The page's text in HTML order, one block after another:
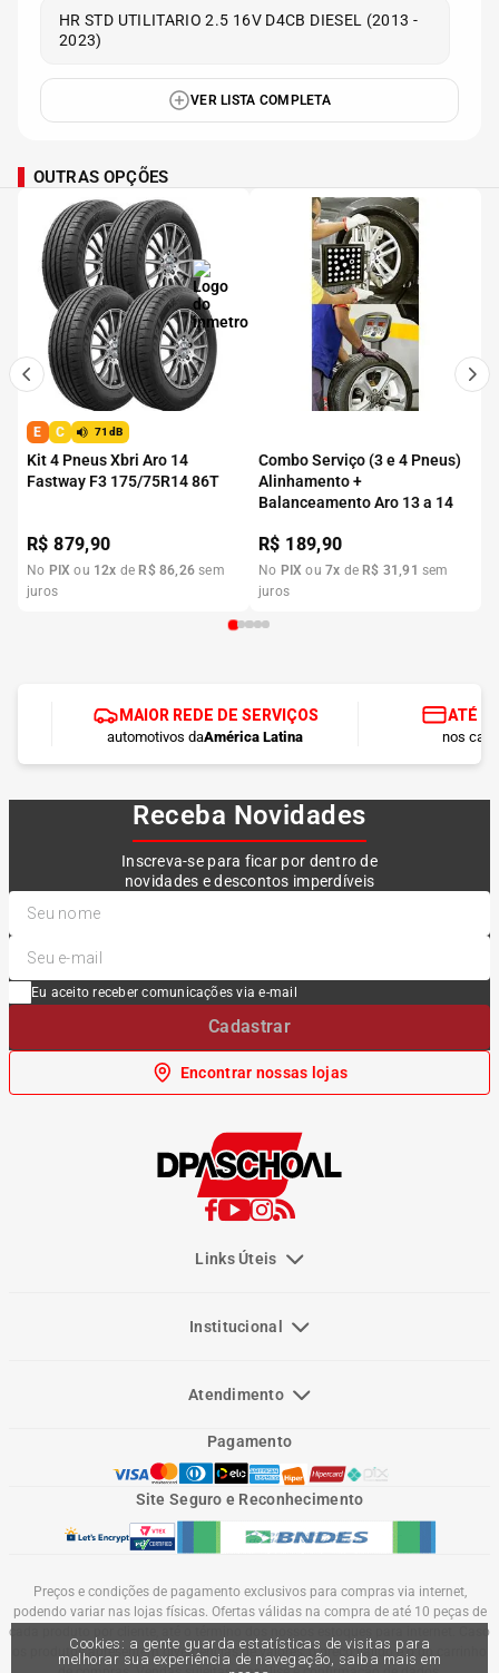
Cookies: a gente guarda estatísticas de visitas para
melhorar sua experiência de navegação, saiba mais em
HR STD UTILITARIO 2.5 16V D4CB DIESEL (2013 -
2023)
VER LISTA COMPLETA
OUTRAS OPÇÕES
E C 71dB
Kit 4 Pneus Xbri Aro 14
Fastway F3 175/75R14 86T
R$879,90
No PIX ou 12x de R$ 86,26 sem
juros
Combo Serviço (3 e 4 Pneus)
Alinhamento +
Balanceamento Aro 13 a 14
R$ 189,90
No PIX ou7x de R$ 31 ,91 sem
juros
MAIOR REDE DE SERVIÇOS
automotivos daAmérica Latina
ATÉ
nos
Receba Novidades
Inscreva-se para ficar por dentro de
novidades e descontos imperdíveis
Eu aceito receber comunicações via e-mail
Cadastrar
Encontrar nossas lojas
Links Úteis
Institucional
Atendimento
Pagamento
Site Seguro e Reconhecimento
Preços e condições de pagamento exclusivos para compras via internet,
podendo variar nas lojas físicas. Ofertas válidas na compra de até 10 peças de
cada produto por cliente, até o término dos nossos estoques para internet. Caso
os produtos apresentem divergências de valores, o preço válido é o do carrinho